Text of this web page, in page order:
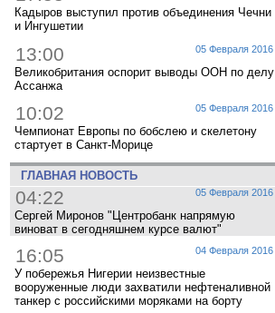
Кадыров выступил против объединения Чечни
и Ингушетии
05 Февраля 2016
13:00
Великобритания оспорит выводы ООН по делу
Ассанжа
05 Февраля 2016
10:02
Чемпионат Европы по бобслею и скелетону
стартует в Санкт-Морице
ГЛАВНАЯ НОВОСТЬ
05 Февраля 2016
04:22
Сергей Миронов "Центробанк напрямую
виноват в сегодняшнем курсе валют"
04 Февраля 2016
16:05
У побережья Нигерии неизвестные
вооруженные люди захватили нефтеналивной
танкер с российскими моряками на борту